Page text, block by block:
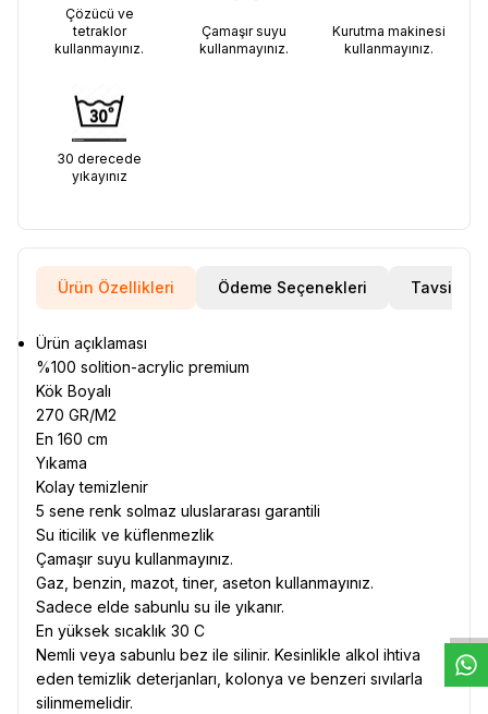
Çözücü ve
tetraklor
kullanmayınız.
Çamaşır suyu
kullanmayınız.
Kurutma makinesi
kullanmayınız.
30 derecede
yıkayınız
Ürün Özellikleri Ödeme Seçenekleri Tavsiye Et
Ürün açıklaması
%100 solition-acrylic premium
Kök Boyalı
270 GR/M2
En 160 cm
Yıkama
Kolay temizlenir
5 sene renk solmaz uluslararası garantili
Su iticilik ve küflenmezlik
Çamaşır suyu kullanmayınız.
Gaz, benzin, mazot, tiner, aseton kullanmayınız.
Sadece elde sabunlu su ile yıkanır.
En yüksek sıcaklık 30 C
Nemli veya sabunlu bez ile silinir. Kesinlikle alkol ihtiva
eden temizlik deterjanları, kolonya ve benzeri sıvılarla
silinmemelidir.